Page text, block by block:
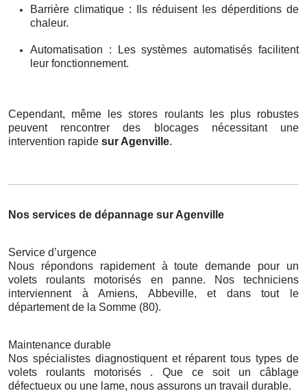
Barrière climatique : Ils réduisent les déperditions de
chaleur.
Automatisation : Les systèmes automatisés facilitent
leur fonctionnement.
Cependant, même les stores roulants les plus robustes
peuvent rencontrer des blocages nécessitant une
intervention rapide sur Agenville.
Nos services de dépannage sur Agenville
Service d’urgence
Nous répondons rapidement à toute demande pour un
volets roulants motorisés en panne. Nos techniciens
interviennent à Amiens, Abbeville, et dans tout le
département de la Somme (80).
Maintenance durable
Nos spécialistes diagnostiquent et réparent tous types de
volets roulants motorisés . Que ce soit un câblage
défectueux ou une lame, nous assurons un travail durable.